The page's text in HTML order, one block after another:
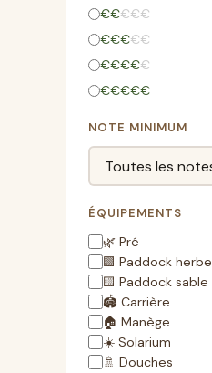
€€€€€
€€€€€
€€€€€
€€€€€
NOTE MINIMUM
ÉQUIPEMENTS
🌿 Pré
🟩 Paddock herbe
🟨 Paddock sable
🏟️ Carrière
🏠 Manège
☀️ Solarium
🚿 Douches